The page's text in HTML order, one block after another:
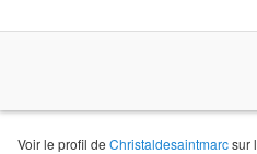
Voir le profil deChristaldesaintmarcsur